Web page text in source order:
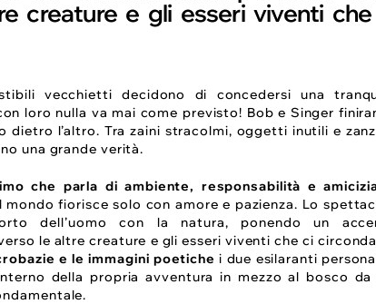
creature e gli esseri viventi
vecchietti decidono di concedersi una
loro nulla va mai come previsto! Bob e Singer
dietro l’altro. Tra zaini stracolmi, oggetti inutili e
una grande verità.
che parla di ambiente, responsabilità e
fiorisce solo con amore e pazienza. Lo
dell’uomo con la natura, ponendo un
le altre creature e gli esseri viventi che ci
e le immagini poetiche i due esilaranti
della propria avventura in mezzo al bosco da